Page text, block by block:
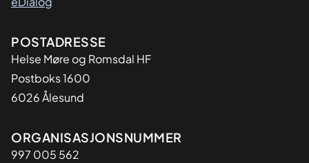
Adresse
POSTADRESSE
Helse Møre og Romsdal HF
Postboks 1600
6026 Ålesund
Organisasjon
ORGANISASJONSNUMMER
997 005 562